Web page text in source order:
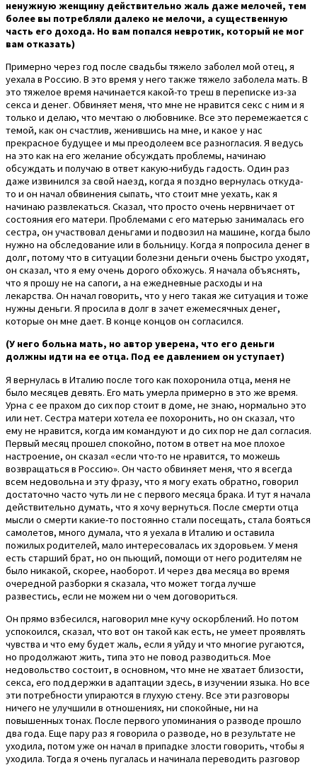
ненужную женщину действительно жаль даже мелочей, тем
более вы потребляли далеко не мелочи, а существенную
часть его дохода. Но вам попался невротик, который не мог
вам отказать)
Примерно через год после свадьбы тяжело заболел мой отец, я
уехала в Россию. В это время у него также тяжело заболела мать. В
это тяжелое время начинается какой-то треш в переписке из-за
секса и денег. Обвиняет меня, что мне не нравится секс с ним и я
только и делаю, что мечтаю о любовнике. Все это перемежается с
темой, как он счастлив, женившись на мне, и какое у нас
прекрасное будущее и мы преодолеем все разногласия. Я ведусь
на это как на его желание обсуждать проблемы, начинаю
обсуждать и получаю в ответ какую-нибудь гадость. Один раз
даже извинился за свой наезд, когда я поздно вернулась откуда-
то и он начал обвинения сыпать, что стоит мне уехать, как я
начинаю развлекаться. Сказал, что просто очень нервничает от
состояния его матери. Проблемами с его матерью занималась его
сестра, он участвовал деньгами и подвозил на машине, когда было
нужно на обследование или в больницу. Когда я попросила денег в
долг, потому что в ситуации болезни деньги очень быстро уходят,
он сказал, что я ему очень дорого обхожусь. Я начала объяснять,
что я прошу не на сапоги, а на ежедневные расходы и на
лекарства. Он начал говорить, что у него такая же ситуация и тоже
нужны деньги. Я просила в долг в зачет ежемесячных денег,
которые он мне дает. В конце концов он согласился.
(У него больна мать, но автор уверена, что его деньги
должны идти на ее отца. Под ее давлением он уступает)
Я вернулась в Италию после того как похоронила отца, меня не
было месяцев девять. Его мать умерла примерно в это же время.
Урна с ее прахом до сих пор стоит в доме, не знаю, нормально это
или нет. Сестра матери хотела ее похоронить, но он сказал, что
ему не нравится, когда им командуют и до сих пор не дал согласия.
Первый месяц прошел спокойно, потом в ответ на мое плохое
настроение, он сказал «если что-то не нравится, то можешь
возвращаться в Россию». Он часто обвиняет меня, что я всегда
всем недовольна и эту фразу, что я могу ехать обратно, говорил
достаточно часто чуть ли не с первого месяца брака. И тут я начала
действительно думать, что я хочу вернуться. После смерти отца
мысли о смерти какие-то постоянно стали посещать, стала бояться
самолетов, много думала, что я уехала в Италию и оставила
пожилых родителей, мало интересовалась их здоровьем. У меня
есть старший брат, но он пьющий, помощи от него родителям не
было никакой, скорее, наоборот. И через два месяца во время
очередной разборки я сказала, что может тогда лучше
развестись, если не можем ни о чем договориться.
Он прямо взбесился, наговорил мне кучу оскорблений. Но потом
успокоился, сказал, что вот он такой как есть, не умеет проявлять
чувства и что ему будет жаль, если я уйду и что многие ругаются,
но продолжают жить, типа это не повод разводиться. Мое
недовольство состоит, в основном, что мне не хватает близости,
секса, его поддержки в адаптации здесь, в изучении языка. Но все
эти потребности упираются в глухую стену. Все эти разговоры
ничего не улучшили в отношениях, ни спокойные, ни на
повышенных тонах. После первого упоминания о разводе прошло
два года. Еще пару раз я говорила о разводе, но в результате не
уходила, потом уже он начал в припадке злости говорить, чтобы я
уходила. Тогда я очень пугалась и начинала переводить разговор